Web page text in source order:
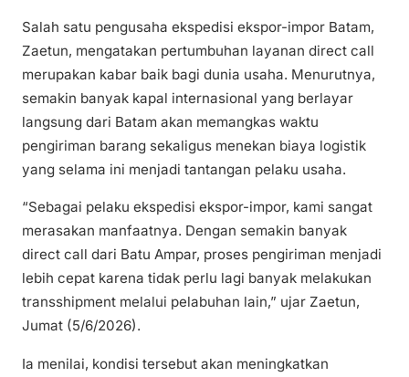
Salah satu pengusaha ekspedisi ekspor-impor Batam,
Zaetun, mengatakan pertumbuhan layanan direct call
merupakan kabar baik bagi dunia usaha. Menurutnya,
semakin banyak kapal internasional yang berlayar
langsung dari Batam akan memangkas waktu
pengiriman barang sekaligus menekan biaya logistik
yang selama ini menjadi tantangan pelaku usaha.
“Sebagai pelaku ekspedisi ekspor-impor, kami sangat
merasakan manfaatnya. Dengan semakin banyak
direct call dari Batu Ampar, proses pengiriman menjadi
lebih cepat karena tidak perlu lagi banyak melakukan
transshipment melalui pelabuhan lain,” ujar Zaetun,
Jumat (5/6/2026).
Ia menilai, kondisi tersebut akan meningkatkan